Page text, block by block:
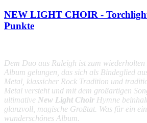
NEW LIGHT CHOIR -
Punkte
Dem Duo aus Raleigh ist zum
Album gelungen, das sich als Bindeglied
Metal, klassicher Rock Tradition und
Metal versteht und mit dem großartigen
ultimative New Light Choir Hymne
glanzvoll, magische Großtat. Was für ein
wunderschönes Album.